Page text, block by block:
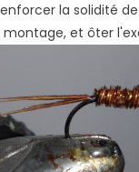
la solidité de
montage, et ôter